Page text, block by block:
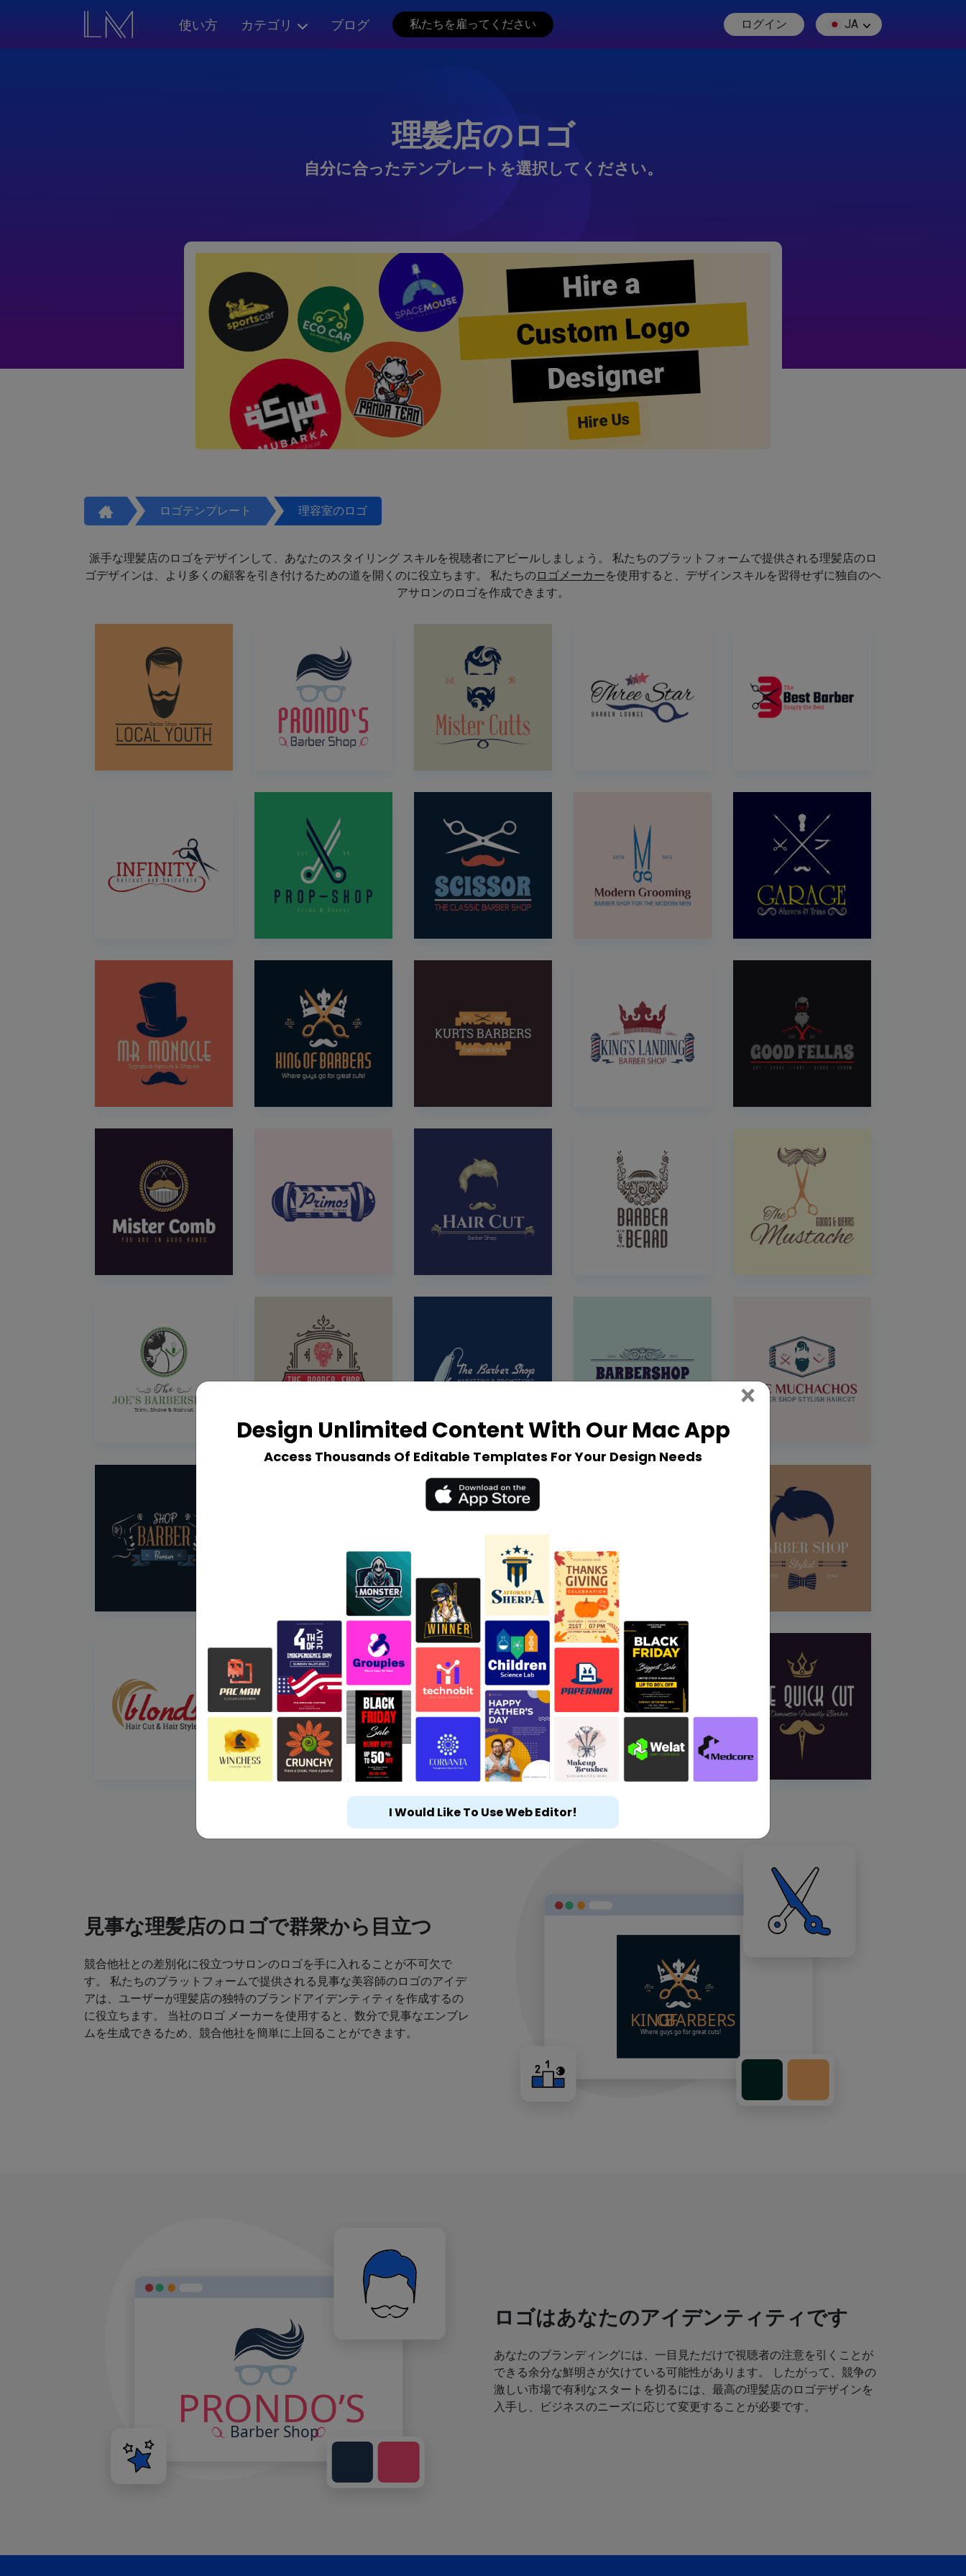
使い方 カテゴリ ブログ 私たちを雇ってください ログイン JA
理髪店のロゴ
自分に合ったテンプレートを選択してください。
Hire a
Custom Logo
Designer
Hire Us
ロゴテンプレート 理容室のロゴ
派手な理髪店のロゴをデザインして、あなたのスタイリング スキルを視聴者にアピールしましょう。 私たちのプラットフォームで提供される理髪店のロ
ゴデザインは、より多くの顧客を引き付けるための道を開くのに役立ちます。 私たちのロゴメーカーを使用すると、デザインスキルを習得せずに独自のヘ
アサロンのロゴを作成できます。
見事な理髪店のロゴで群衆から目立つ
競合他社との差別化に役立つサロンのロゴを手に入れることが不可欠で
す。 私たちのプラットフォームで提供される見事な美容師のロゴのアイデ
アは、ユーザーが理髪店の独特のブランドアイデンティティを作成するの
に役立ちます。 当社のロゴ メーカーを使用すると、数分で見事なエンブレ
ムを生成できるため、競合他社を簡単に上回ることができます。
ロゴはあなたのアイデンティティです
あなたのブランディングには、一目見ただけで視聴者の注意を引くことが
できる余分な鮮明さが欠けている可能性があります。 したがって、競争の
激しい市場で有利なスタートを切るには、最高の理髪店のロゴデザインを
入手し、ビジネスのニーズに応じて変更することが必要です。
Design Unlimited Content With Our Mac App
Access Thousands Of Editable Templates For Your Design Needs
× Close
I Would Like To Use Web Editor!